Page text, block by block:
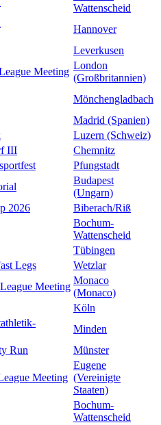
Wattenscheid
Hannover
Leverkusen
Meeting
London
(Großbritannien)
Mönchengladbach
Madrid (Spanien)
Luzern (Schweiz)
III
Chemnitz
Pfungstadt
Budapest
(Ungarn)
2026
Biberach/Riß
Bochum-
Wattenscheid
Tübingen
Legs
Wetzlar
Meeting
Monaco
(Monaco)
Köln
Minden
Run Münster
Meeting
Eugene
(Vereinigte
Staaten)
Bochum-
Wattenscheid